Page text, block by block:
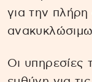
για την
Οι υπηρεσίες